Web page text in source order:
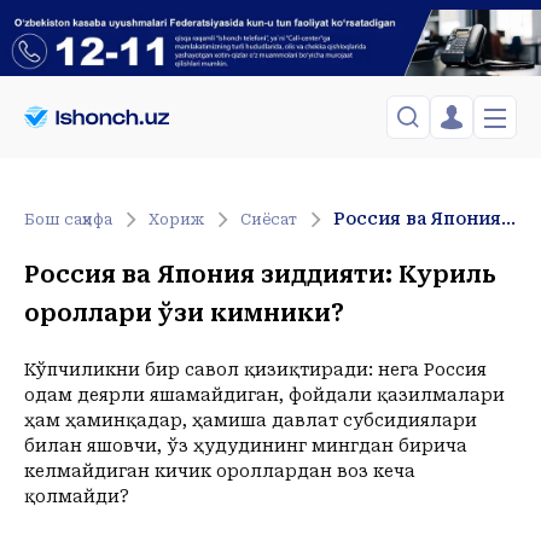
Жамият
Иқтисод
ХОРИЖ
Сиёсат
ЎЗГАЧА РАКУРС
МЕҲНАТ ҲУҚУҚИ
ҲОДИСА
Telefon raqamingizni kiritng
Менинг саҳифам
СақланганларToshkent Shahar
Hozir
+24C
09:00
+27C
10:00
+29 C
11:00
+31 C
12:00
+33C
13:00
+34C
14:00
+34 C
15:00
+35C
16:00
Бош саҳифа Хориж Сиёсат Россия ва Япония зиддияти: Куриль ороллари ўзи кимники?
Россия ва Япония зиддияти: Куриль
ороллари ўзи кимники?
Кўпчиликни бир савол қизиқтиради: нега Россия
одам деярли яшамайдиган, фойдали қазилмалари
ҳам ҳаминқадар, ҳамиша давлат субсидиялари
билан яшовчи, ўз ҳудудининг мингдан бирича
келмайдиган кичик ороллардан воз кеча
қолмайди?